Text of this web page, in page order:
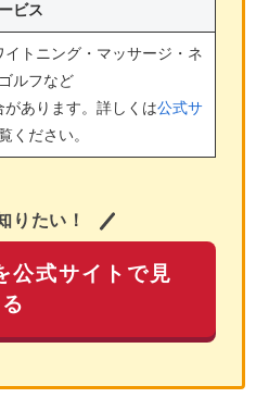
ビス
トニング・マッサージ・ネ
ルフなど
あります。詳しくは公式サ
ください。
りたい！
公式サイトで見
る